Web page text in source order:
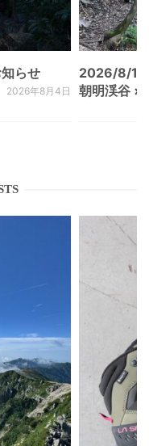
らせ
2026年8月4日
2026/8/
朝明渓谷 ×